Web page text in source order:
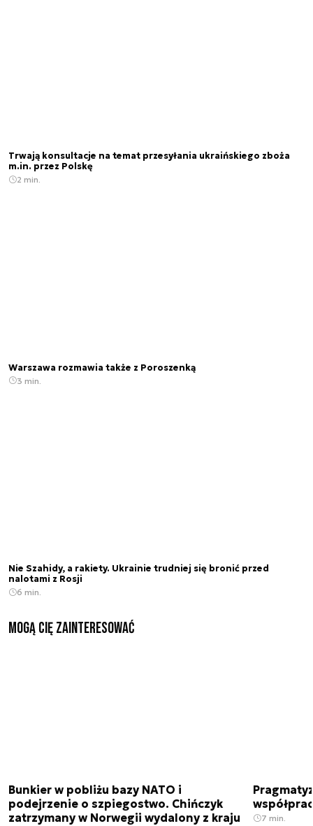
Trwają konsultacje na temat przesyłania ukraińskiego zboża
m.in. przez Polskę
2 min.
Warszawa rozmawia także z Poroszenką
3 min.
Nie Szahidy, a rakiety. Ukrainie trudniej się bronić przed
nalotami z Rosji
6 min.
Mogą Cię zainteresować
Bunkier w pobliżu bazy NATO i
podejrzenie o szpiegostwo. Chińczyk
zatrzymany w Norwegii wydalony z kraju
7 min.